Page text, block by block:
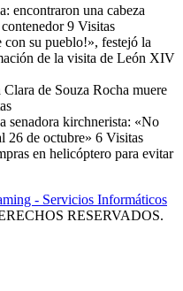
encontraron una cabeza
9 Visitas
con su pueblo!», festejó la
de la visita de León XIV
de Souza Rocha muere
senadora kirchnerista: «No
26 de octubre» 6 Visitas
en helicóptero para evitar
- Servicios Informáticos
RESERVADOS.